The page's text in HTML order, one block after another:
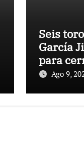
Seis
García
para
Ago 9,